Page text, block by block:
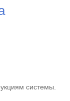
системы.